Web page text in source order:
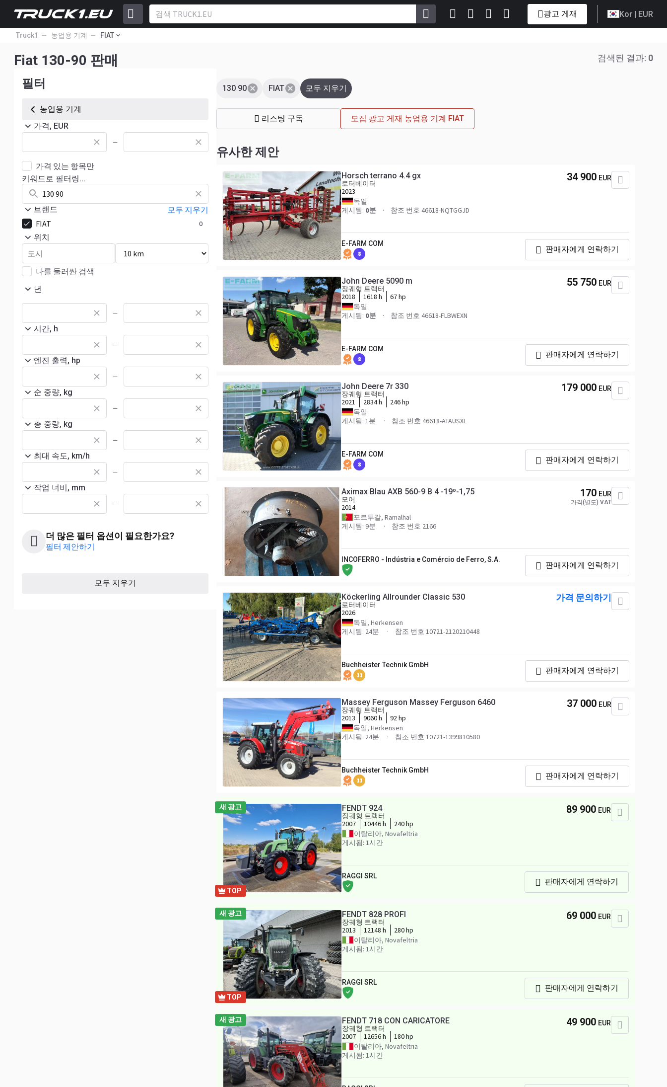
광고 게재 Kor | EUR
Truck1 농업용 기계 FIAT
Fiat 130-90 판매 검색된 결과: 0
필터
농업용 기계
가격, EUR
—
가격 있는 항목만
키워드로 필터링...
브랜드
모두 지우기
FIAT
0
위치
나를 둘러싼 검색
년
—
시간, h
—
엔진 출력, hp
—
순 중량, kg
—
총 중량, kg
—
최대 속도, km/h
—
작업 너비, mm
—
더 많은 필터 옵션이 필요한가요?
필터 제안하기
모두 지우기
130 90 FIAT 모두 지우기
리스팅 구독 모집 광고 게재 농업용 기계 FIAT
유사한 제안
Horsch terrano 4.4 gx
로터베이터
2023
독일
게시됨: 0분 참조 번호 46618-NQTGGJD
34 900 EUR
E-FARM COM
8 판매자에게 연락하기
John Deere 5090 m
장궤형 트랙터
2018
1618 h
67 hp
독일
게시됨: 0분 참조 번호 46618-FLBWEXN
55 750 EUR
E-FARM COM
8 판매자에게 연락하기
John Deere 7r 330
장궤형 트랙터
2021
2834 h
246 hp
독일
게시됨: 1분
참조 번호 46618-ATAUSXL
179 000 EUR
E-FARM COM
8 판매자에게 연락하기
Aximax Blau AXB 560-9 B 4 -19º-1,75
모어
2014
포르투갈, Ramalhal
게시됨: 9분
참조 번호 2166
170 EUR
가격(별도) VAT
INCOFERRO - Indústria e Comércio de Ferro, S.A.
판매자에게 연락하기
Köckerling Allrounder Classic 530
로터베이터
2026
독일, Herkensen
게시됨: 24분
참조 번호 10721-2120210448
가격 문의하기
Buchheister Technik GmbH
11 판매자에게 연락하기
Massey Ferguson Massey Ferguson 6460
장궤형 트랙터
2013
9060 h
92 hp
독일, Herkensen
게시됨: 24분
참조 번호 10721-1399810580
37 000 EUR
Buchheister Technik GmbH
11 판매자에게 연락하기
새 광고
TOP
FENDT 924
장궤형 트랙터
2007
10446 h
240 hp
이탈리아, Novafeltria
게시됨: 1시간
89 900 EUR
RAGGI SRL
판매자에게 연락하기
새 광고
TOP
FENDT 828 PROFI
장궤형 트랙터
2013
12148 h
280 hp
이탈리아, Novafeltria
게시됨: 1시간
69 000 EUR
RAGGI SRL
판매자에게 연락하기
새 광고 FENDT 718 CON CARICATORE
장궤형 트랙터
2007
12656 h
180 hp
이탈리아, Novafeltria
게시됨: 1시간
49 900 EUR